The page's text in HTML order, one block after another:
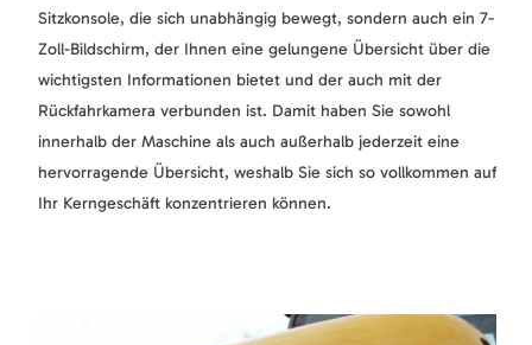
Sitzkonsole, die sich unabhängig bewegt, sondern auch ein 7-
Zoll-Bildschirm, der Ihnen eine gelungene Übersicht über die
wichtigsten Informationen bietet und der auch mit der
Rückfahrkamera verbunden ist. Damit haben Sie sowohl
innerhalb der Maschine als auch außerhalb jederzeit eine
hervorragende Übersicht, weshalb Sie sich so vollkommen auf
Ihr Kerngeschäft konzentrieren können.